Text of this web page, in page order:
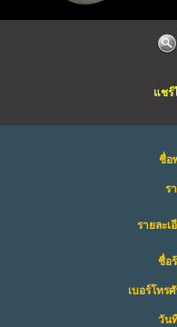
แชร์
ชื่อ
ร
รายละเ
ชื่อ
เบอร์โทร
วัน